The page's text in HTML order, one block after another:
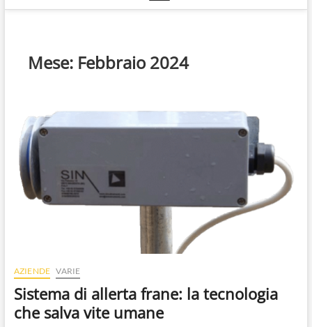
Mese: Febbraio 2024
AZIENDE VARIE
Sistema di allerta frane: la tecnologia
che salva vite umane